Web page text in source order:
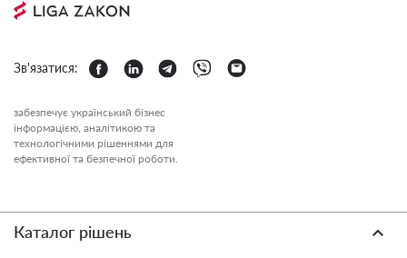
Зв'язатися:
забезпечує український бізнес
інформацією, аналітикою та
технологічними рішеннями для
ефективної та безпечної роботи.
Каталог рішень